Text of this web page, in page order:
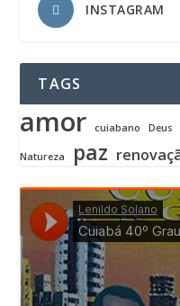
INSTAGRAM
TAGS
amor cuiabano Deus
Natureza paz